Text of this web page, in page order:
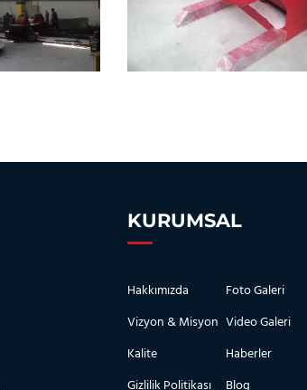
KURUMSAL
Hakkımızda
Vizyon & Misyon
Kalite
Gizlilik Politikası
Foto Galeri
Video Galeri
Haberler
Blog